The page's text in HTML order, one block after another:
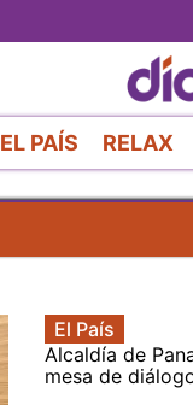
EL PAÍS RELAX
El País
Alcaldía de
mesa de